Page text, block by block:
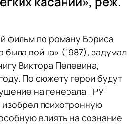
фильм по роману Бориса
была война» (1987), задумал
Виктора Пелевина,
По сюжету герои будут
на генерала ГРУ
психотронную
влиять на сознание